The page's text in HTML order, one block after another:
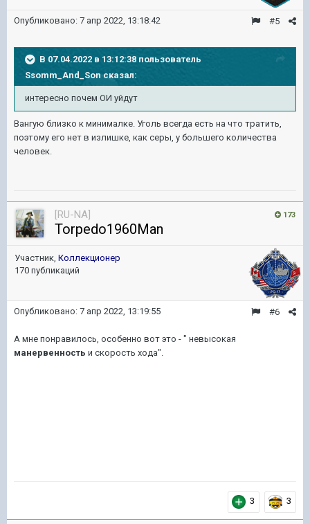
#5
Опубликовано: 7 апр 2022, 13:18:42
В 07.04.2022 в 13:12:38 пользователь
Ssomm_And_Sonсказал:
интересно почем ОИ уйдут
Вангую близко к минималке. Уголь всегда есть на что тратить,
поэтому его нет в излишке, как серы, у большего количества
человек.
173
[RU-NA]
Torpedo1960Man
Участник, Коллекционер
170 публикаций
#6
Опубликовано: 7 апр 2022, 13:19:55
А мне понравилось, особенно вот это - " невысокая
манервенность и скорость хода".
3 3